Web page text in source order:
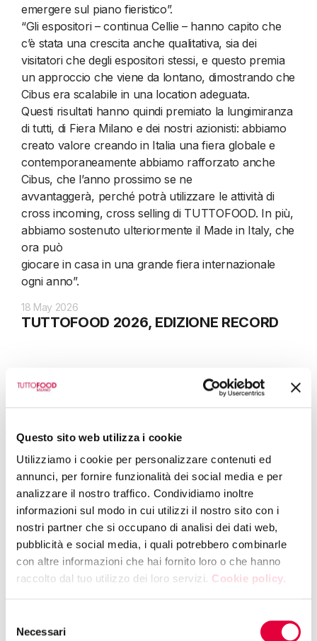
Questo sito web utilizza i cookie
Utilizziamo i cookie per personalizzare contenuti ed
annunci, per fornire funzionalità dei social media e per
analizzare il nostro traffico. Condividiamo inoltre
informazioni sul modo in cui utilizzi il nostro sito con i
nostri partner che si occupano di analisi dei dati web,
pubblicità e social media, i quali potrebbero combinarle
con altre informazioni che hai fornito loro o che hanno
raccolto dal tuo utilizzo dei loro servizi. Cookie policy.
delNecessari
emergere sul piano fieristico”.
“Gli espositori – continua Cellie – hanno capito che
c’è stata una crescita anche qualitativa, sia dei
visitatori che degli espositori stessi, e questo premia
un approccio che viene da lontano, dimostrando che
Cibus era scalabile in una location adeguata.
Questi risultati hanno quindi premiato la lungimiranza
di tutti, di Fiera Milano e dei nostri azionisti: abbiamo
creato valore creando in Italia una fiera globale e
contemporaneamente abbiamo rafforzato anche
Cibus, che l’anno prossimo se ne
avvantaggerà, perché potrà utilizzare le attività di
cross incoming, cross selling di TUTTOFOOD. In più,
abbiamo sostenuto ulteriormente il Made in Italy, che
ora può
giocare in casa in una grande fiera internazionale
ogni anno”.
18 May 2026
TUTTOFOOD 2026, EDIZIONE RECORD
18 May 2026
FORUM INTERNAZIONALE DELLA
CUCINA ITALIANA
15 May 2026
TUTTOFOOD 2026: FIERA DA RECORD
CON +30% DI PRESENZE
11 May 2026
TUTTOFOOD 2026, INAUGURATA